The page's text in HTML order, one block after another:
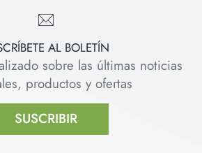
AL BOLETÍN
sobre las últimas noticias
productos y ofertas
SUSCRIBIR